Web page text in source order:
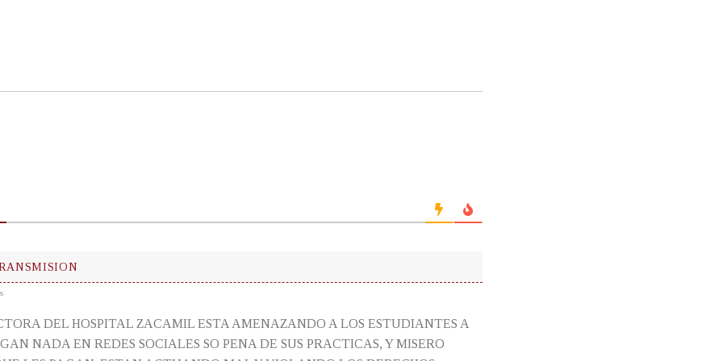
DEL HOSPITAL ZACAMIL ESTA AMENAZANDO A LOS ESTUDIANTES A
NADA EN REDES SOCIALES SO PENA DE SUS PRACTICAS, Y MISERO